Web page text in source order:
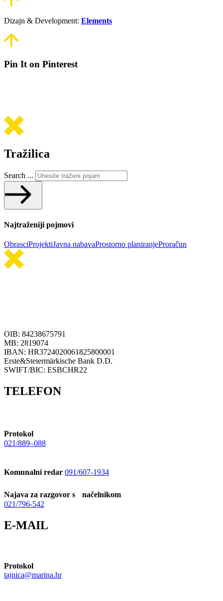
Dizajn & Development: Elements
Pin It on Pinterest
Tražilica
Search ...
Najtraženiji pojmovi
ObrasciProjektiJavna nabavaProstorno planiranjeProračun
OIB: 84238675791
MB: 2819074
IBAN: HR3724020061825800001
Erste&Steiermärkische Bank D.D.
SWIFT/BIC: ESBCHR22
TELEFON
Protokol
021/889–088
Komunalni redar 091/607-1934
Najava za razgovor s načelnikom
021/796-542
E-MAIL
Protokol
tajnica@marina.hr